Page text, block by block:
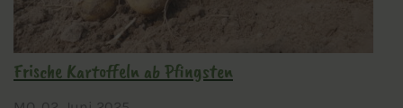
Frische Kartoffeln ab Pfingsten